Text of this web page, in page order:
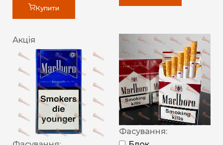
Купити
Акція
Фасування: